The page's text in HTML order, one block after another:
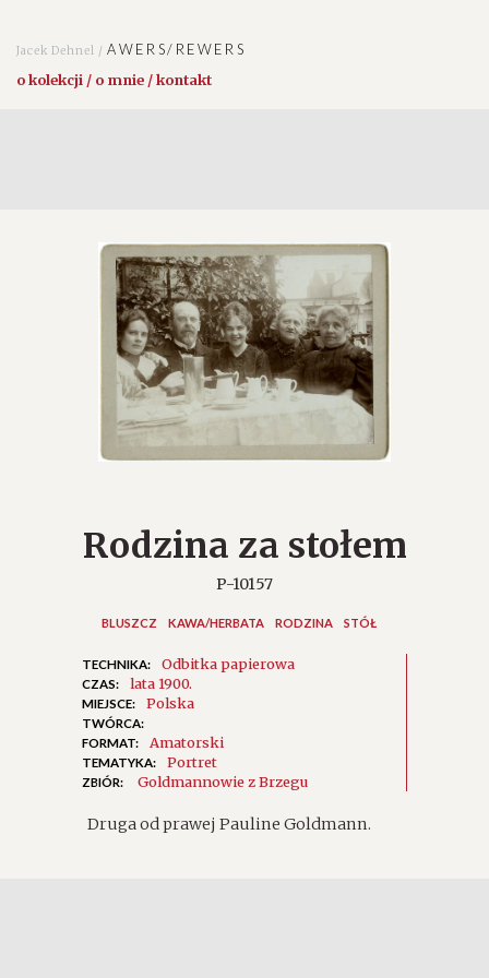
Jacek Dehnel /AWERS/REWERS
o kolekcji / o mnie / kontakt
Rodzina za stołem
P-10157
BLUSZCZ KAWA/HERBATA RODZINA STÓŁ
TECHNIKA: Odbitka papierowa
CZAS: lata 1900.
MIEJSCE: Polska
TWÓRCA:
FORMAT:
Amatorski
TEMATYKA: Portret
ZBIÓR: Goldmannowie z Brzegu
Druga od prawej Pauline Goldmann.